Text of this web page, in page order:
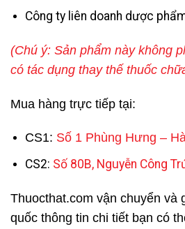
Công ty liên doanh dược
(Chú ý: Sản phẩm này không
có tác dụng thay thế thuốc
Mua hàng trực tiếp tại:
CS1: Số 1 Phùng Hưng –
CS2: Số 80B, Nguyễn Công
Thuocthat.com vận chuyển và
quốc thông tin chi tiết bạn có